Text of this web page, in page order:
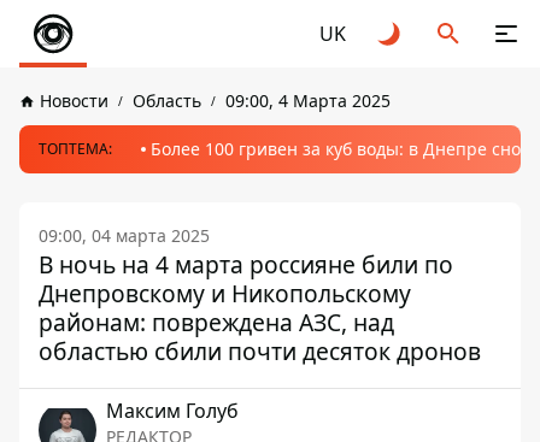
UK
Новости Область 09:00, 4 Марта 2025
ТОПТЕМА: Более 100 гривен за куб воды: в Днепре
09:00, 04 марта 2025
В ночь на 4 марта россияне били по
Днепровскому и Никопольскому
районам: повреждена АЗС, над
областью сбили почти десяток дронов
Максим Голуб
РЕДАКТОР